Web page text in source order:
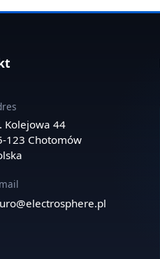
Kolejowa 44
123 Chotomów